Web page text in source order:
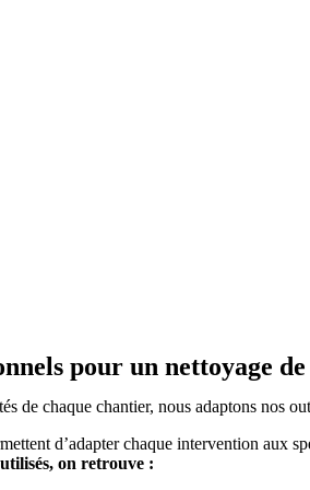
pour un nettoyage
de chaque chantier, nous adaptons nos
d’adapter chaque intervention aux
on retrouve :